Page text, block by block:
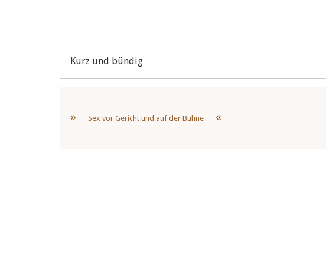
Kurz und bündig
Sex vor Gericht und auf der Bühne